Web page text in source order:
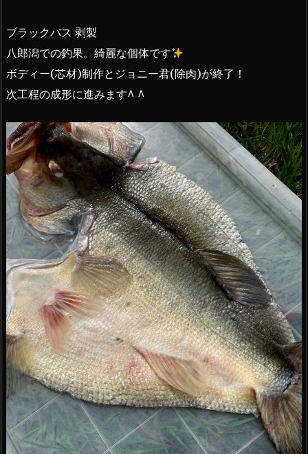
ブラックバス 剥製
八郎潟での釣果。綺麗な個体です
ボディー(芯材)制作とジョニー君(除肉)が終了！
次工程の成形に進みます^ ^